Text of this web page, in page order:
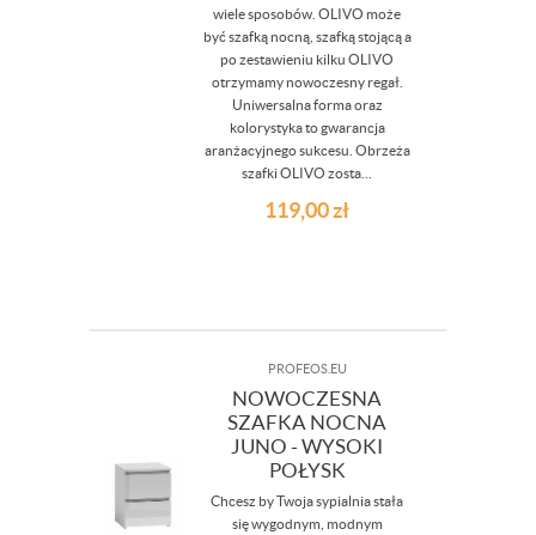
wiele sposobów. OLIVO może
być szafką nocną, szafką stojącą a
po zestawieniu kilku OLIVO
otrzymamy nowoczesny regał.
Uniwersalna forma oraz
kolorystyka to gwarancja
aranżacyjnego sukcesu. Obrzeża
szafki OLIVO zosta...
119,00zł
PROFEOS.EU
NOWOCZESNA
SZAFKA NOCNA
JUNO - WYSOKI
POŁYSK
Chcesz by Twoja sypialnia stała
się wygodnym, modnym